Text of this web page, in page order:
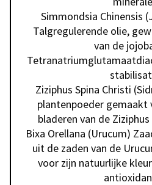
Simmondsia Chinensis
Talgregulerende olie,
van de
Ziziphus Spina Christi
plantenpoeder gemaakt
bladeren van de
Bixa Orellana (Urucum)
uit de zaden van de
voor zijn natuurlijke